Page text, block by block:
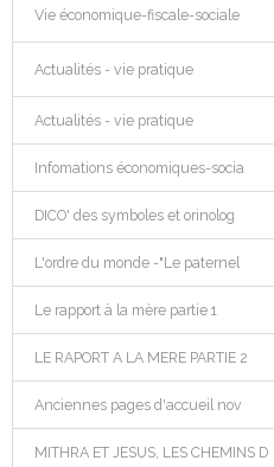
Vie économique-fiscale-sociale
Actualités - vie pratique
Actualités - vie pratique
Infomations économiques-socia
DICO' des symboles et orinolog
L'ordre du monde -"Le paternel
Le rapport à la mère partie 1
LE RAPORT A LA MERE PARTIE 2
Anciennes pages d'accueil nov
MITHRA ET JESUS, LES CHEMINS D